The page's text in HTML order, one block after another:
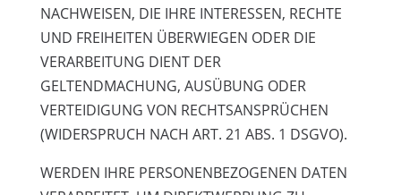
NACHWEISEN, DIE IHRE INTERESSEN, RECHTE
UND FREIHEITEN ÜBERWIEGEN ODER DIE
VERARBEITUNG DIENT DER
GELTENDMACHUNG, AUSÜBUNG ODER
VERTEIDIGUNG VON RECHTSANSPRÜCHEN
(WIDERSPRUCH NACH ART. 21 ABS. 1 DSGVO).
WERDEN IHRE PERSONENBEZOGENEN DATEN